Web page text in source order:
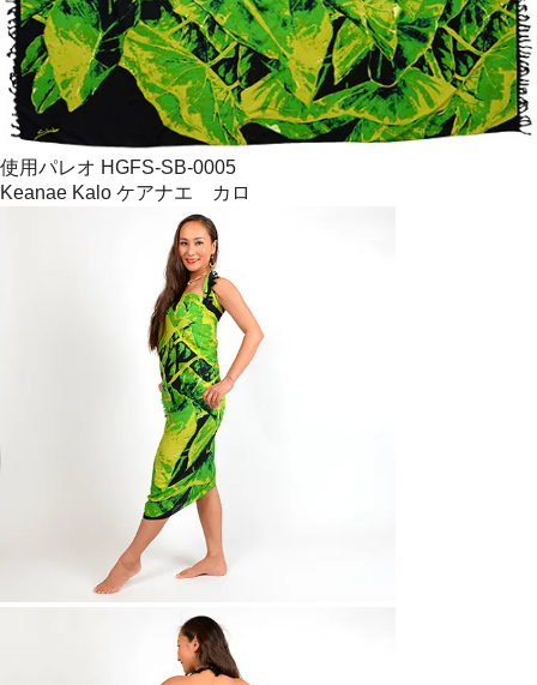
使用パレオ HGFS-SB-0005
Keanae Kalo ケアナエ カロ